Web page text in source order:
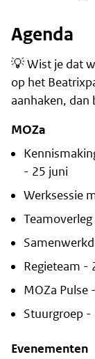
Agenda
💡 Wist je dat
op het
aanhaken, dan
MOZa
- 25 juni
Werksessie
Regieteam -
MOZa Pulse
Stuurgroep -
Evenementen